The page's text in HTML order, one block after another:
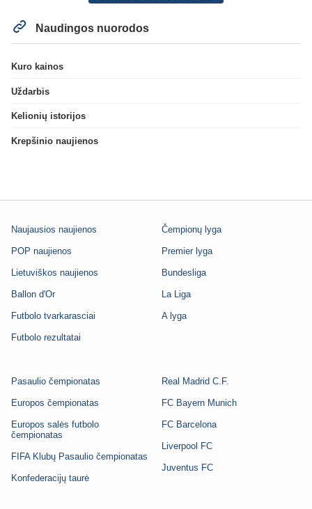
Naudingos nuorodos
Kuro kainos
Uždarbis
Kelionių istorijos
Krepšinio naujienos
Naujausios naujienos
POP naujienos
Lietuviškos naujienos
Ballon d'Or
Futbolo tvarkarasciai
Futbolo rezultatai
Čempionų lyga
Premier lyga
Bundesliga
La Liga
A lyga
Pasaulio čempionatas
Europos čempionatas
Europos salės futbolo
čempionatas
FIFA Klubų Pasaulio čempionatas
Konfederacijų taurė
Real Madrid C.F.
FC Bayern Munich
FC Barcelona
Liverpool FC
Juventus FC